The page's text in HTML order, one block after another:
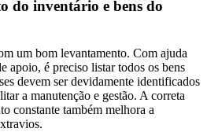
do inventário e bens do
um bom levantamento. Com ajuda
apoio, é preciso listar todos os bens
devem ser devidamente identificados
a manutenção e gestão. A correta
constante também melhora a